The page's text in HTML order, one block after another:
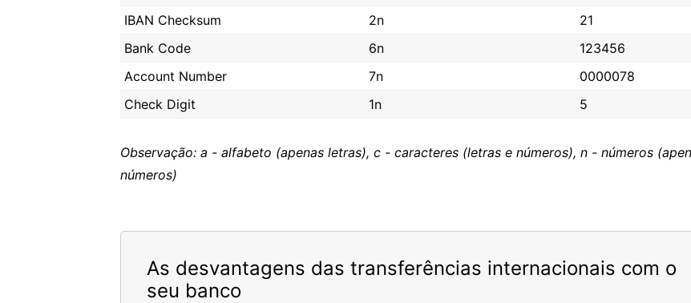
IBAN Checksum
2n
21
Bank Code
6n
123456
Account Number
7n
0000078
Check Digit
1n 5
Observação: a - alfabeto (apenas letras), c - caracteres (letras e números), n - números
números)
As desvantagens das transferências internacionais com o
seu banco